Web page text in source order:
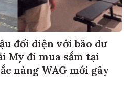
đối diện với bão dư
My đi mua sắm tại
nàng WAG mới gây